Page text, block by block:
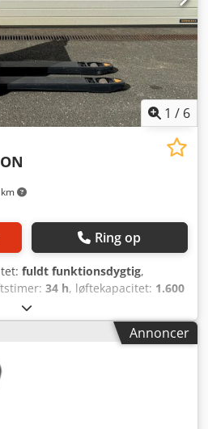
DIN160A Schaltbau
kode
1 / 6
Ring op
fuldt funktionsdygtig,
34 h, løftekapacitet: 1.600
, drivtype:
ny Teknisk stand: Meget god
150Ah Dkodpfx Agszrck Tjxjr
årgang: 2021
Annoncer